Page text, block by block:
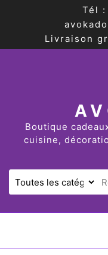
Tél :
Livraison
Boutique
cuisine,